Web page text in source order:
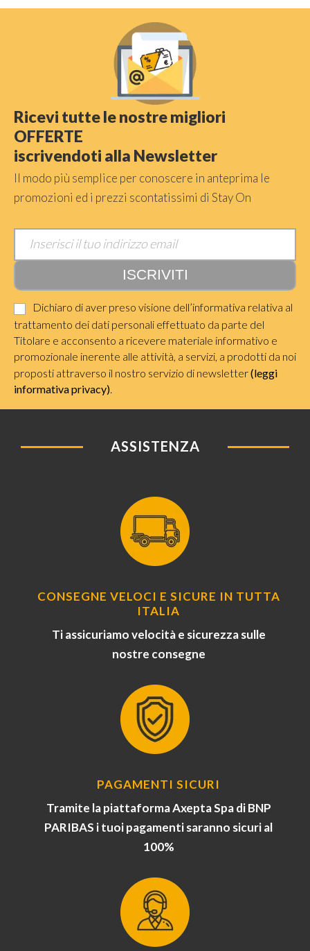
Ricevi tutte le nostre migliori
OFFERTE
iscrivendoti alla Newsletter
Il modo più semplice per conoscere in anteprima le
promozioni ed i prezzi scontatissimi di Stay On
Dichiaro di aver preso visione dell’informativa relativa al
trattamento dei dati personali effettuato da parte del
Titolare e acconsento a ricevere materiale informativo e
promozionale inerente alle attività, a servizi, a prodotti da noi
proposti attraverso il nostro servizio di newsletter(leggi
informativa privacy).
ASSISTENZA
CONSEGNE VELOCI E SICURE IN TUTTA
ITALIA
Ti assicuriamo velocità e sicurezza sulle
nostre consegne
PAGAMENTI SICURI
Tramite la piattaforma Axepta Spa di BNP
PARIBAS i tuoi pagamenti saranno sicuri al
100%